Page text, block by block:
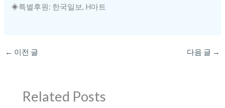
◈특별후원: 한국일보, H마트
← 이전 글 다음 글 →
Related Posts